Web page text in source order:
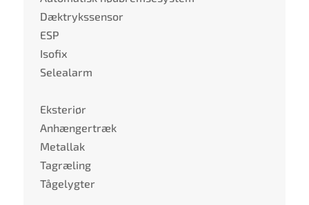
Dæktrykssensor
ESP
Isofix
Selealarm
Eksteriør
Anhængertræk
Metallak
Tagræling
Tågelygter